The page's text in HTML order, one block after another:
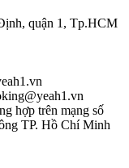
quận 1, Tp.HCM
hợp trên mạng số
TP. Hồ Chí Minh